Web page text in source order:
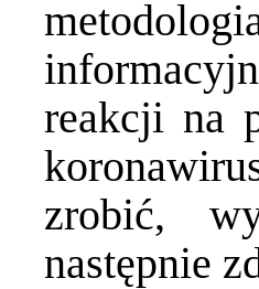
reakcji na
zrobić,
następnie